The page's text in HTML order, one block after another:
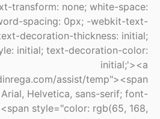
transform: none; white-space:
spacing: 0px; -webkit-text-
decoration-thickness: initial;
initial; text-decoration-color:
initial;'><a
assist/temp"><span
Helvetica, sans-serif; font-
style="color: rgb(65, 168,